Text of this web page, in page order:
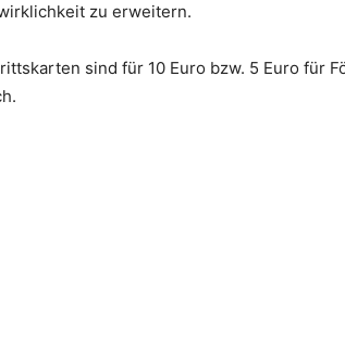
zu erweitern.
sind für 10 Euro bzw. 5 Euro für